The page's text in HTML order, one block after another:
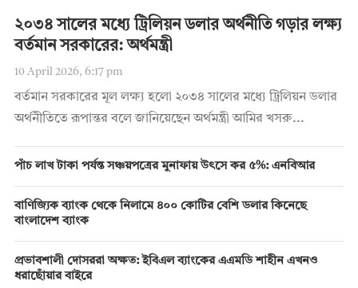
২০৩৪ সালের মধ্যে ট্রিলিয়ন ডলার অর্থনীতি গড়ার লক্ষ্য
বর্তমান সরকারের: অর্থমন্ত্রী
10 April 2026, 6:17 pm
বর্তমান সরকারের মূল লক্ষ্য হলো ২০৩৪ সালের মধ্যে ট্রিলিয়ন ডলার
অর্থনীতিতে রূপান্তর বলে জানিয়েছেন অর্থমন্ত্রী আমির খসরু...
পাঁচ লাখ টাকা পর্যন্ত সঞ্চয়পত্রের মুনাফায় উৎসে কর ৫%: এনবিআর
বাণিজ্যিক ব্যাংক থেকে নিলামে ৪০০ কোটির বেশি ডলার কিনেছে
বাংলাদেশ ব্যাংক
প্রভাবশালী দোসররা অক্ষত: ইবিএল ব্যাংকের এএমডি শাহীন এখনও
ধরাছোঁয়ার বাইরে